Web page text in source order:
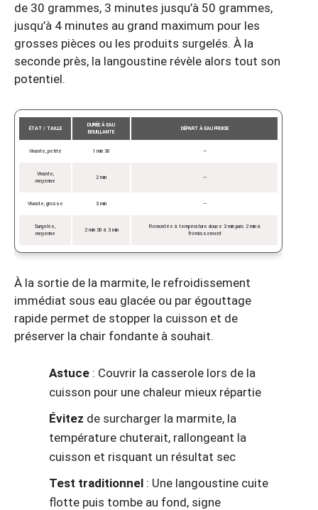
de 30 grammes, 3 minutes jusqu’à 50 grammes,
jusqu’à 4 minutes au grand maximum pour les
grosses pièces ou les produits surgelés. À la
seconde près, la langoustine révèle alors tout son
potentiel.
ÉTAT / TAILLE
DURÉE À EAU
BOUILLANTE
DÉPART À EAU FROIDE
Vivante, petite 1 min 30 —
Vivante,
moyenne
2 min —
Vivante, grosse 3 min —
Surgelée,
moyenne
2 min 30 à 3 min
Remontée à température douce 3 min puis 2 min à
frémissement
À la sortie de la marmite, le refroidissement
immédiat sous eau glacée ou par égouttage
rapide permet de stopper la cuisson et de
préserver la chair fondante à souhait.
Astuce : Couvrir la casserole lors de la
cuisson pour une chaleur mieux répartie
Évitez de surcharger la marmite, la
température chuterait, rallongeant la
cuisson et risquant un résultat sec
Test traditionnel : Une langoustine cuite
flotte puis tombe au fond, signe